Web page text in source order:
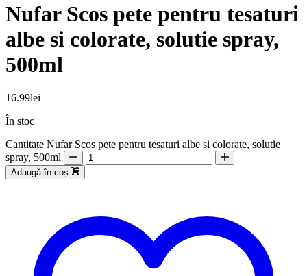
Nufar Scos pete pentru tesaturi
albe si colorate, solutie spray,
500ml
16.99lei
În stoc
Cantitate Nufar Scos pete pentru tesaturi albe si colorate, solutie
spray, 500ml
Adaugă în coș